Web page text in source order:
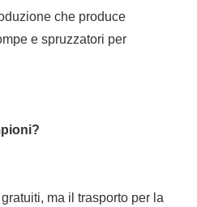
che produce
e spruzzatori per
ma il trasporto per la